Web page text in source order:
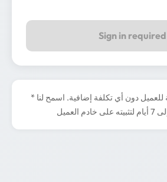
Sign in required
* يمكننا تثبيت الدردشة للعميل دون أي تكلفة إضافية. اسمح لنا